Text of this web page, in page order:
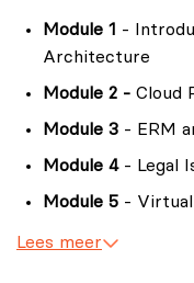
Module 1 -
Architecture
Module 2 - Cloud
Module 3 - ERM
Module 4 - Legal
Module 5 -
Module 6
Lees meer